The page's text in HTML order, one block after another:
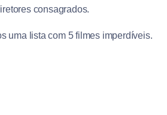
consagrados.
uma lista com 5 filmes imperdíveis.